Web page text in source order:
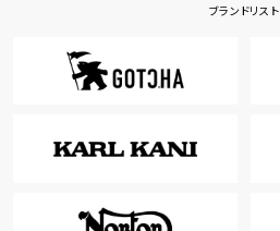
ブランドリスト